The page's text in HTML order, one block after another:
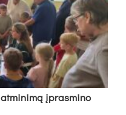
įpras­mi­no